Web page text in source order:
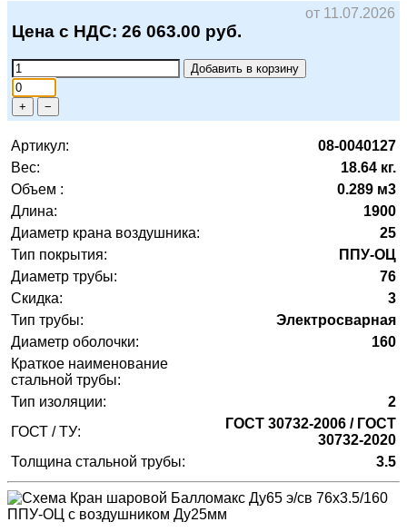
от 11.07.2026
Цена с НДС: 26 063.00 руб.
Добавить в корзину
+ −
Артикул:
08-0040127
Вес:
18.64 кг.
Объем :
0.289 м3
Длина:
1900
Диаметр крана воздушника:
25
Тип покрытия:
ППУ-ОЦ
Диаметр трубы:
76
Скидка:
3
Тип трубы:
Электросварная
Диаметр оболочки:
160
Краткое наименование
стальной трубы:
Тип изоляции:
2
ГОСТ / ТУ:
ГОСТ 30732-2006 / ГОСТ
30732-2020
Толщина стальной трубы:
3.5